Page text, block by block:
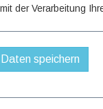
der Verarbeitung